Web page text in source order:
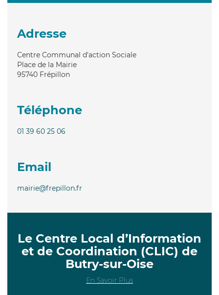
Adresse
Centre Communal d'action Sociale
Place de la Mairie
95740 Frépillon
Téléphone
01 39 60 25 06
Email
mairie@frepillon.fr
Le Centre Local d’Information
et de Coordination (CLIC) de
Butry-sur-Oise
En Savoir Plus